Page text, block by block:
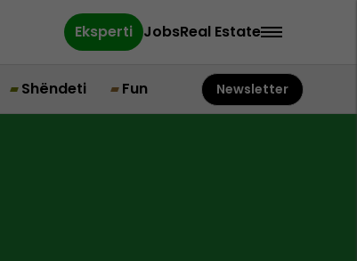
Eksperti JobsReal Estate
Shëndeti Fun Newsletter